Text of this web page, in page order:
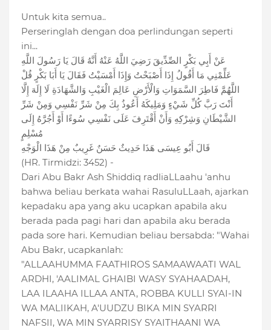
Untuk kita semua..
Perseringlah dengan doa perlindungan seperti
ini...
عَنْ أَبِِي بَكْرٍ الصِّدِّيقَ رَضِيَ اللَّهُ عَنْهُ أَنَّهُ قَالَ يَا رَسُولَ اللَّهِ
عَلِّمْنِي مَا أَقُولُ إِذَا أَصْبَحْتُ وَإِذَا أَمْسَيْتُ فَقَالَ يَا أَبَا بَكْرٍ قُلْ
اللَّهُمَّ فَاطِرَ السَّمَوَاتِ وَالْأَرْضِ عَالِمَ الْغَيْبِ وَالشَّهَادَةِ لَا إِلَهَ إِلَّا
أَنْتَ رَبَّ كُلِّ شَيْءٍ وَمَلِيكَهُ أَعُوذُ بِكَ مِنْ شَرِّ نَفْسِي وَمِنْ شَرِّ
الشَّيْطَانِ وَشِرْكِهِ وَأَنْ أَقْتَرِفَ عَلَى نَفْسِي سُوءًا أَوْ أَجُرَّهُ إِلَى
مُسْلِمٍ
قَالَ أَبُو عِيسَى هَذَا حَدِيثٌ حَسَنٌ غَرِيبٌ مِنْ هَذَا الْوَجْهِ
(HR. Tirmidzi: 3452) -
Dari Abu Bakr Ash Shiddiq radliaLLaahu 'anhu
bahwa beliau berkata wahai RasuluLLaah, ajarkan
kepadaku apa yang aku ucapkan apabila aku
berada pada pagi hari dan apabila aku berada
pada sore hari. Kemudian beliau bersabda: "Wahai
Abu Bakr, ucapkanlah:
"ALLAAHUMMA FAATHIROS SAMAAWAATI WAL
ARDHI, 'AALIMAL GHAIBI WASY SYAHAADAH,
LAA ILAAHA ILLAA ANTA, ROBBA KULLI SYAI-IN
WA MALIIKAH, A'UUDZU BIKA MIN SYARRI
NAFSII, WA MIN SYARRISY SYAITHAANI WA